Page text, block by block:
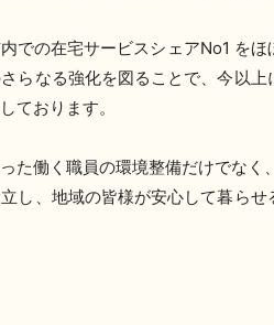
での在宅サービスシェアNo1 をほ
らなる強化を図ることで、今以上
ております。
た働く職員の環境整備だけでなく、
し、地域の皆様が安心して暮らせ